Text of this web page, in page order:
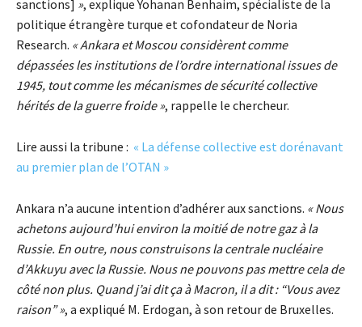
sanctions] », explique Yohanan Benhaim, spécialiste de la
politique étrangère turque et cofondateur de Noria
Research. « Ankara et Moscou considèrent comme
dépassées les institutions de l’ordre international issues de
1945, tout comme les mécanismes de sécurité collective
hérités de la guerre froide », rappelle le chercheur.
Lire aussi la tribune : « La défense collective est dorénavant
au premier plan de l’OTAN »
Ankara n’a aucune intention d’adhérer aux sanctions. « Nous
achetons aujourd’hui environ la moitié de notre gaz à la
Russie. En outre, nous construisons la centrale nucléaire
d’Akkuyu avec la Russie. Nous ne pouvons pas mettre cela de
côté non plus. Quand j’ai dit ça à Macron, il a dit : “Vous avez
raison” », a expliqué M. Erdogan, à son retour de Bruxelles.